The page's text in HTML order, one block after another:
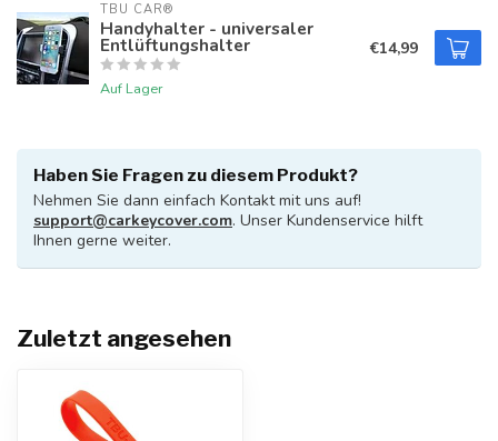
TBU CAR®
Handyhalter - universaler
Entlüftungshalter
Auf Lager
€14,99
Haben Sie Fragen zu diesem Produkt?
Nehmen Sie dann einfach Kontakt mit uns auf!
support@carkeycover.com. Unser Kundenservice hilft
Ihnen gerne weiter.
Zuletzt angesehen